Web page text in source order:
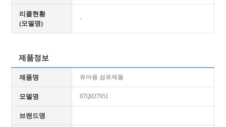
리콜현황
(모델명)
-
제품정보
제품명 유아용 섬유제품
모델명 07Q027951
브랜드명